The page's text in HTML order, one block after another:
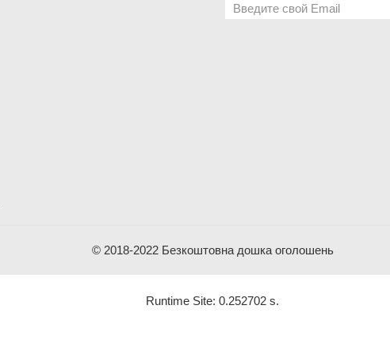
© 2018-2022 Безкоштовна дошка оголошень
Runtime Site: 0.252702 s.